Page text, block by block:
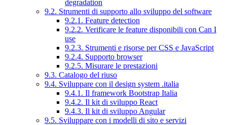
degradation
9.2. Strumenti di supporto allo sviluppo del software
9.2.1. Feature detection
9.2.2. Verificare le feature disponibili con Can I
use
9.2.3. Strumenti e risorse per CSS e JavaScript
9.2.4. Supporto browser
9.2.5. Misurare le prestazioni
9.3. Catalogo del riuso
9.4. Sviluppare con il design system .italia
9.4.1. Il framework Bootstrap Italia
9.4.2. Il kit di sviluppo React
9.4.3. Il kit di sviluppo Angular
9.5. Sviluppare con i modelli di sito e servizi